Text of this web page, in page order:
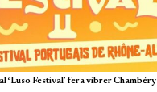
‘Luso Festival’ fera vibrer